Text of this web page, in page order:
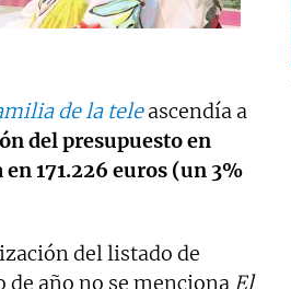
de la teleascendía a
del presupuesto en
en 171.226 euros (un 3%
del listado de
de año no se menciona El